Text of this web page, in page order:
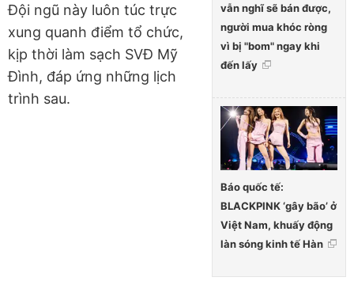
vẫn nghĩ sẽ bán được,
người mua khóc ròng
vì bị "bom" ngay khi
đến lấy
Báo quốc tế:
BLACKPINK ‘gây bão’ ở
Việt Nam, khuấy động
làn sóng kinh tế Hàn
Đội ngũ này luôn túc trực
xung quanh điểm tổ chức,
kịp thời làm sạch SVĐ Mỹ
Đình, đáp ứng những lịch
trình sau.